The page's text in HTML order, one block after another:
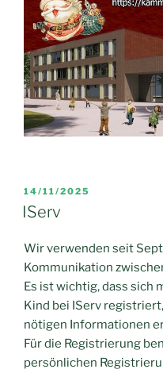
VERÖFFENTLICHT
AM
14/11/2025
IServ
Wir verwenden seit
Kommunikation
Es ist wichtig, dass sich
Kind bei IServ
nötigen Informationen
Für die Registrierung
persönlichen